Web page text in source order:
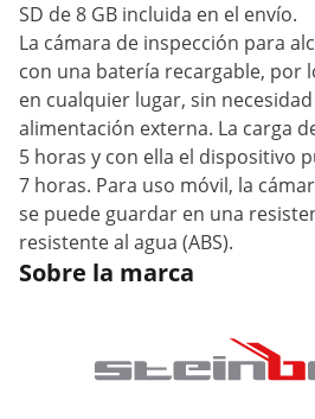
SD de 8 GB incluida en el envío.
La cámara de inspección para
con una batería recargable, por
en cualquier lugar, sin
alimentación externa. La carga
5 horas y con ella el dispositivo
7 horas. Para uso móvil, la
se puede guardar en una
resistente al agua (ABS).
Sobre la marca